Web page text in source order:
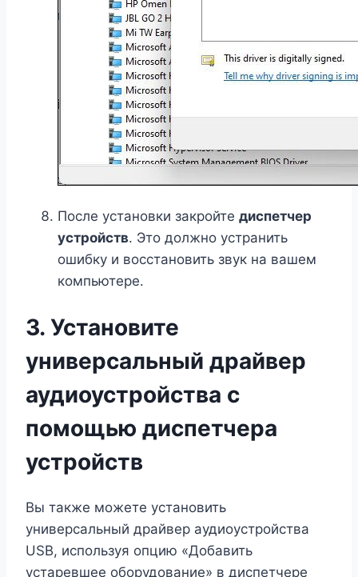
После установки закройте диспетчер
устройств. Это должно устранить
ошибку и восстановить звук на вашем
компьютере.
3. Установите
универсальный драйвер
аудиоустройства с
помощью диспетчера
устройств
Вы также можете установить
универсальный драйвер аудиоустройства
USB, используя опцию «Добавить
устаревшее оборудование» в диспетчере